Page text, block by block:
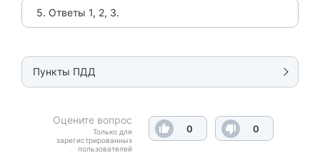
5. Ответы 1, 2, 3.
Пункты ПДД
Оцените вопрос
Только для
зарегистрированных
пользователей
0 0